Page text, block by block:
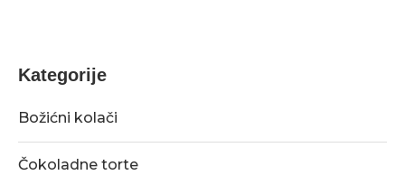
Kategorije
Božićni kolači
Čokoladne torte